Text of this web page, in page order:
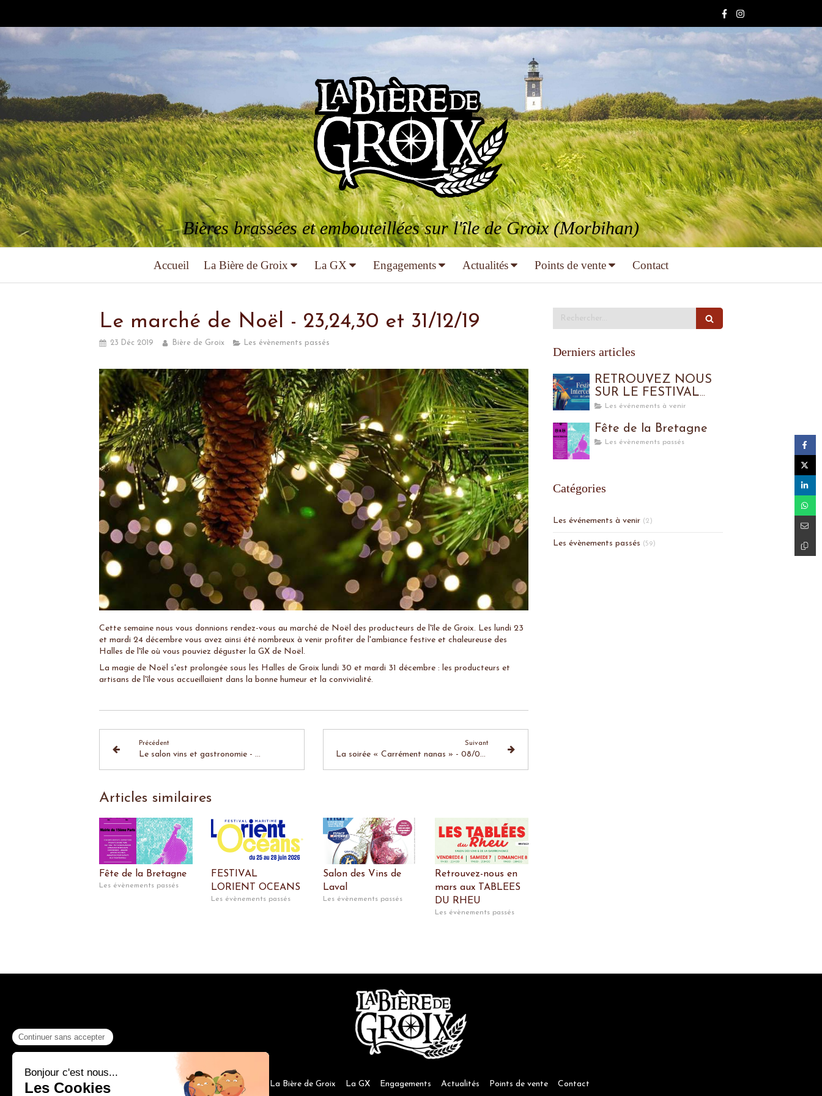
Bières brassées et embouteillées sur l'île de Groix (Morbihan)
Accueil La Bière de Groix La GX Engagements Actualités Points de vente Contact
Le marché de Noël - 23,24,30 et 31/12/19
23 Déc 2019 Bière de Groix Les évènements passés
Cette semaine nous vous donnions rendez-vous au marché de Noël des producteurs de l'île de Groix. Les lundi 23
et mardi 24 décembre vous avez ainsi été nombreux à venir profiter de l'ambiance festive et chaleureuse des
Halles de l'île où vous pouviez déguster la GX de Noël.
La magie de Noël s'est prolongée sous les Halles de Groix lundi 30 et mardi 31 décembre : les producteurs et
artisans de l'île vous accueillaient dans la bonne humeur et la convivialité.
Précédent
Le salon vins et gastronomie - 9/11/19
Suivant
La soirée « Carrément nanas » - 08/02/20
Articles similaires
Fête de la Bretagne
Les évènements passés
FESTIVAL
LORIENT OCEANS
Les évènements passés
Salon des Vins de
Laval
Les évènements passés
Retrouvez-nous en
mars aux TABLEES
DU RHEU
Les évènements passés
Derniers articles
RETROUVEZ NOUS
SUR LE FESTIVAL
INTERCELTIQUE
Les événements à venir
Fête de la Bretagne
Les évènements passés
Catégories
Les événements à venir (2)
Les évènements passés (59)
Accueil La Bière de Groix La GX Engagements Actualités Points de vente Contact